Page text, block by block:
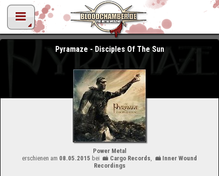
Pyramaze - Disciples Of The Sun
Power Metal
erschienen am 08.05.2015 bei Cargo Records,
Inner Wound
Recordings